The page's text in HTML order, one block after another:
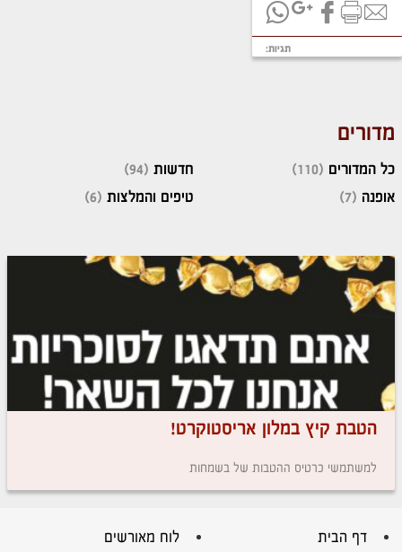
תגיות:
מדורים
כל המדורים (110)
אופנה (7)
חדשות (94)
טיפים והמלצות (6)
הטבת קיץ במלון אריסטוקרט!
למשתמשי כרטיס ההטבות של בשמחות
דף הבית לוח מאורשים